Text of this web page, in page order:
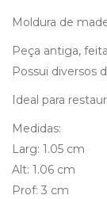
Moldura de
Peça antiga,
Possui diversos
Ideal para
Medidas:
Larg: 1.05 cm
Alt: 1.06 cm
Prof: 3 cm